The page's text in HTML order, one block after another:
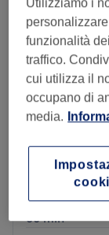
Lombardia
Piega
30 min
funzionalità
traffico.
cui utilizza il
occupano di
media.